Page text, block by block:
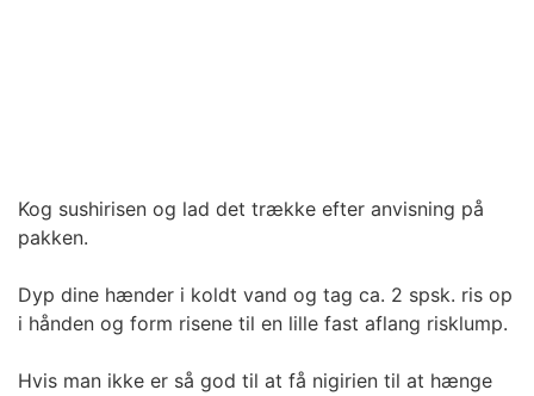
Kog sushirisen og lad det trække efter anvisning på
pakken.
Dyp dine hænder i koldt vand og tag ca. 2 spsk. ris op
i hånden og form risene til en lille fast aflang risklump.
Hvis man ikke er så god til at få nigirien til at hænge